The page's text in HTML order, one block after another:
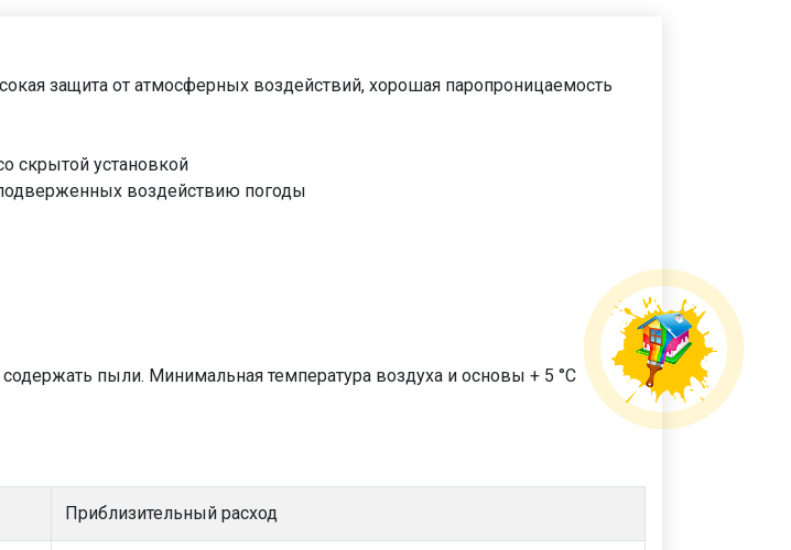
защита от атмосферных воздействий, хорошая паропроницаемость
скрытой установкой
воздействию погоды
пыли. Минимальная температура воздуха и основы + 5 °C
Приблизительный расход